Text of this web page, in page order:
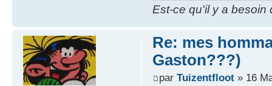
Est-ce qu'il y a besoin
Re: mes
Gaston???)
par Tuizentfloot» 16